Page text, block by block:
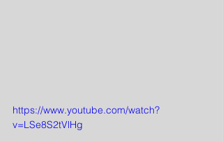
https://www.youtube.com/watch?
v=LSe8S2tVlHg